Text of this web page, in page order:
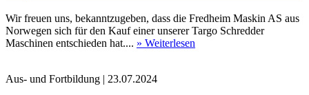
Wir freuen uns, bekanntzugeben, dass die Fredheim Maskin AS aus
Norwegen sich für den Kauf einer unserer Targo Schredder
Maschinen entschieden hat.... » Weiterlesen
Aus- und Fortbildung | 23.07.2024